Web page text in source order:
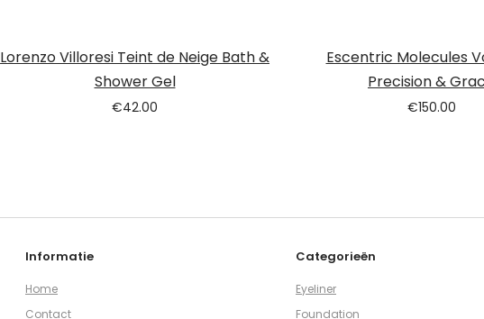
Lorenzo Villoresi Teint de Neige Bath &
Shower Gel
€42.00
Escentric Molecules
Precision &
€150.00
Informatie
Home
Contact
Categorieën
Eyeliner
Foundation